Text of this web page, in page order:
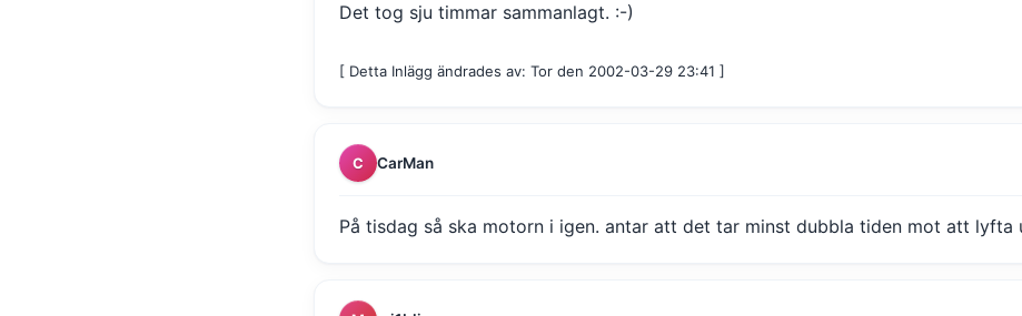
Det tog sju timmar sammanlagt. :-)
[ Detta Inlägg ändrades av: Tor den 2002-03-29 23:41 ]
C CarMan
På tisdag så ska motorn i igen. antar att det tar minst dubbla tiden mot att lyfta